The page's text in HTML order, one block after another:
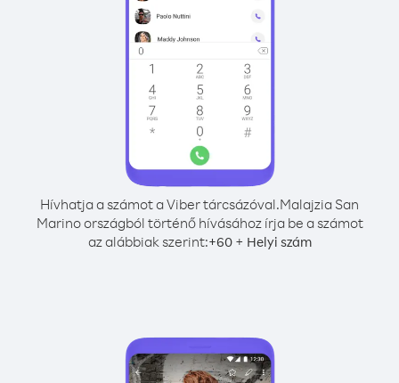
Hívhatja a számot a Viber tárcsázóval.Malajzia San
Marino országból történő hívásához írja be a számot
az alábbiak szerint:+60+ Helyi szám